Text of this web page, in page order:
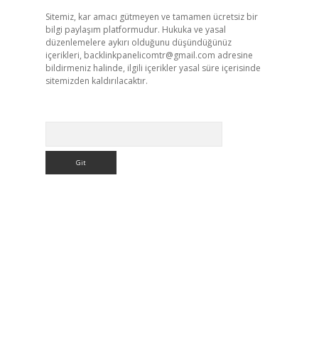
Sitemiz, kar amacı gütmeyen ve tamamen ücretsiz bir
bilgi paylaşım platformudur. Hukuka ve yasal
düzenlemelere aykırı olduğunu düşündüğünüz
içerikleri, backlinkpanelicomtr@gmail.com adresine
bildirmeniz halinde, ilgili içerikler yasal süre içerisinde
sitemizden kaldırılacaktır.